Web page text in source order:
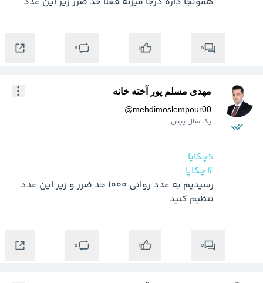
0
1
0
مهدی مسلم پور آخته خانه
@mehdimoslempour00
یک سال پیش
$چکاپا
#چکاپا
تنظیم کنید
0
1
0